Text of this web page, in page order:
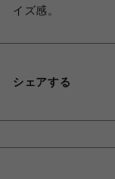
イズ感。
シェアする